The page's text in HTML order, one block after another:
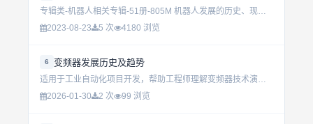
专辑类-机器人相关专辑-51册-805M 机器人发展的历史、现状、趋势-205页-8.6M.pdf...
2023-08-23
5 次 4180 浏览
6 变频器发展历史及趋势
适用于工业自动化项目开发，帮助工程师理解变频器技术演进与未来方向，掌握核心控制原理和应用趋势，提升系统设计能力。...
2026-01-30
2 次 99 浏览